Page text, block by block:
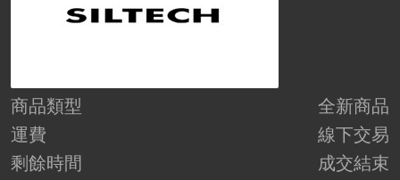
商品類型
全新商品
運費
線下交易
剩餘時間
成交結束